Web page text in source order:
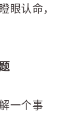
眼认命，
一个事